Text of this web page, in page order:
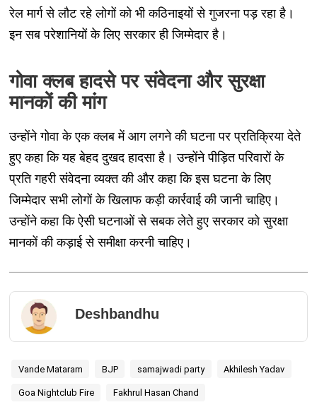
रेल मार्ग से लौट रहे लोगों को भी कठिनाइयों से गुजरना पड़ रहा है।
इन सब परेशानियों के लिए सरकार ही जिम्मेदार है।
गोवा क्लब हादसे पर संवेदना और सुरक्षा
मानकों की मांग
उन्होंने गोवा के एक क्लब में आग लगने की घटना पर प्रतिक्रिया देते
हुए कहा कि यह बेहद दुखद हादसा है। उन्होंने पीड़ित परिवारों के
प्रति गहरी संवेदना व्यक्त की और कहा कि इस घटना के लिए
जिम्मेदार सभी लोगों के खिलाफ कड़ी कार्रवाई की जानी चाहिए।
उन्होंने कहा कि ऐसी घटनाओं से सबक लेते हुए सरकार को सुरक्षा
मानकों की कड़ाई से समीक्षा करनी चाहिए।
Deshbandhu
Vande Mataram BJP samajwadi party Akhilesh Yadav
Goa Nightclub Fire Fakhrul Hasan Chand